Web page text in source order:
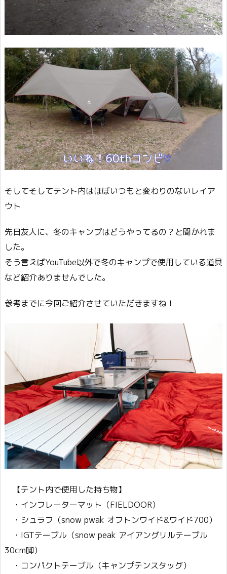
そしてそしてテント内はほぼいつもと変わりのないレイア
ウト
先日友人に、冬のキャンプはどうやってるの？と聞かれま
した。
そう言えばYouTube以外で冬のキャンプで使用している道具
など紹介ありませんでした。
参考までに今回ご紹介させていただきますね！
【テント内で使用した持ち物】
・インフレーターマット（FIELDOOR）
・シュラフ（snow pwak オフトンワイド&ワイド700）
・IGTテーブル（snow peak アイアングリルテーブル
30cm脚）
・コンパクトテーブル（キャンプテンスタッグ）